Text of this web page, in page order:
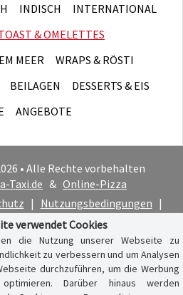
INDISCH
INTERNATIONAL
& OMELETTES
MEER
WRAPS & RÖSTI
BEILAGEN
DESSERTS & EIS
ANGEBOTE
• Alle Rechte vorbehalten
Taxi.de & Online-Pizza
| Nutzungsbedingungen |
Hinweis
verwendet Cookies
die Nutzung unserer Webseite zu
zu verbessern und um Analysen
durchzuführen, um die Werbung
Darüber hinaus werden